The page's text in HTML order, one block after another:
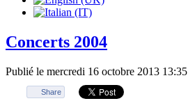
Concerts 2004
Publié le mercredi 16 octobre 2013 13:35
Share